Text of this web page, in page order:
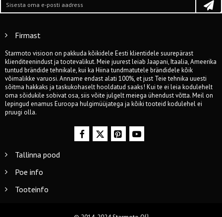
Firmast
Starmoto visioon on pakkuda kõikidele Eesti klientidele suurepärast
klienditeenindust ja tootevalikut. Meie juurest leiab Jaapani, Itaalia, Ameerika
tuntud brändide tehnikale, kui ka Hiina tundmatutele brändidele kõik
võimalikke varuosi. Anname endast alati 100%, et just Teie tehnika uuesti
sõitma hakkaks ja taskukohaselt hooldatud saaks! Kui te ei leia kodulehelt
oma sõidukile sobivat osa, siis võite julgelt meiega ühendust võtta. Meil on
lepingud enamus Euroopa hulgimüüjatega ja kõiki tooteid kodulehel ei
pruugi olla.
Tallinna pood
Poe info
Tooteinfo